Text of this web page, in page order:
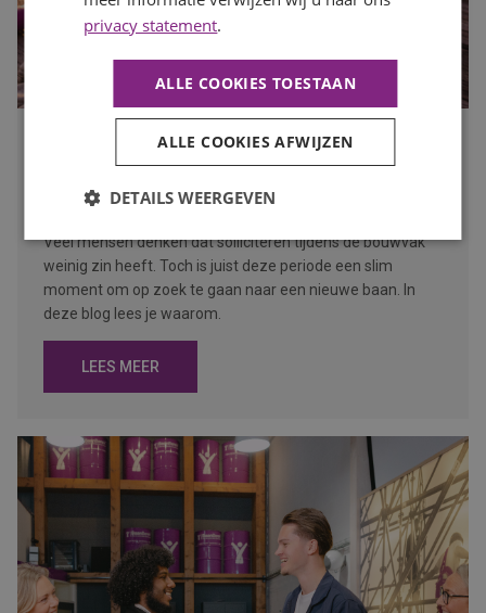
Waarom de bouwvak hét moment is om op zoek te gaan
naar een nieuwe baan
Publicatiedatum 27 juli 2026
Veel mensen denken dat solliciteren tijdens de bouwvak
weinig zin heeft. Toch is juist deze periode een slim
moment om op zoek te gaan naar een nieuwe baan. In
deze blog lees je waarom.
LEES MEER
privacy statement.
ALLE COOKIES TOESTAAN
ALLE COOKIES AFWIJZEN
DETAILS WEERGEVEN